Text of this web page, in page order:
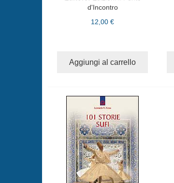
d'Incontro
12,00 €
Aggiungi al carrello